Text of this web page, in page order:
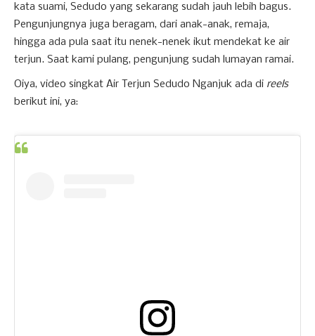
kata suami, Sedudo yang sekarang sudah jauh lebih bagus.
Pengunjungnya juga beragam, dari anak-anak, remaja,
hingga ada pula saat itu nenek-nenek ikut mendekat ke air
terjun. Saat kami pulang, pengunjung sudah lumayan ramai.
Oiya, video singkat Air Terjun Sedudo Nganjuk ada di reels
berikut ini, ya: